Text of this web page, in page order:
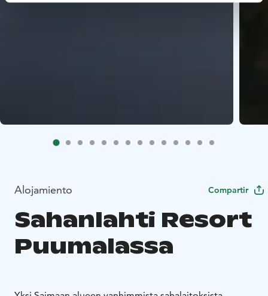
Alojamiento Compartir
Sahanlahti Resort
Puumalassa